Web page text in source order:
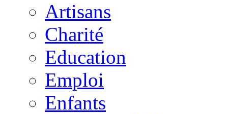
Artisans
Charité
Education
Emploi
Enfants